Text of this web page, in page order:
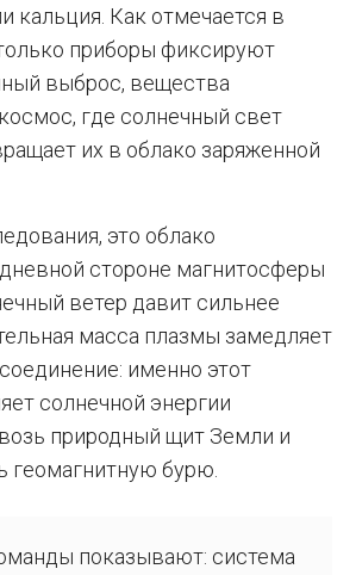
кальция. Как отмечается в
приборы фиксируют
выброс, вещества
где солнечный свет
их в облако заряженной
это облако
стороне магнитосферы
ветер давит сильнее
масса плазмы замедляет
именно этот
солнечной энергии
природный щит Земли и
геомагнитную бурю.
показывают: система